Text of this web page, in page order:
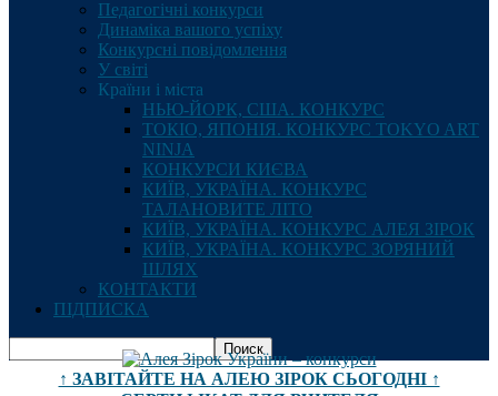
Педагогічні конкурси
Динаміка вашого успіху
Конкурсні повідомлення
У світі
Країни і міста
НЬЮ-ЙОРК, США. КОНКУРС
ТОКІО, ЯПОНІЯ. КОНКУРС TOKYO ART
NINJA
КОНКУРСИ КИЄВА
КИЇВ, УКРАЇНА. КОНКУРС
ТАЛАНОВИТЕ ЛІТО
КИЇВ, УКРАЇНА. КОНКУРС АЛЕЯ ЗІРОК
КИЇВ, УКРАЇНА. КОНКУРС ЗОРЯНИЙ
ШЛЯХ
КОНТАКТИ
ПІДПИСКА
↑ ЗАВІТАЙТЕ НА АЛЕЮ ЗІРОК СЬОГОДНІ ↑